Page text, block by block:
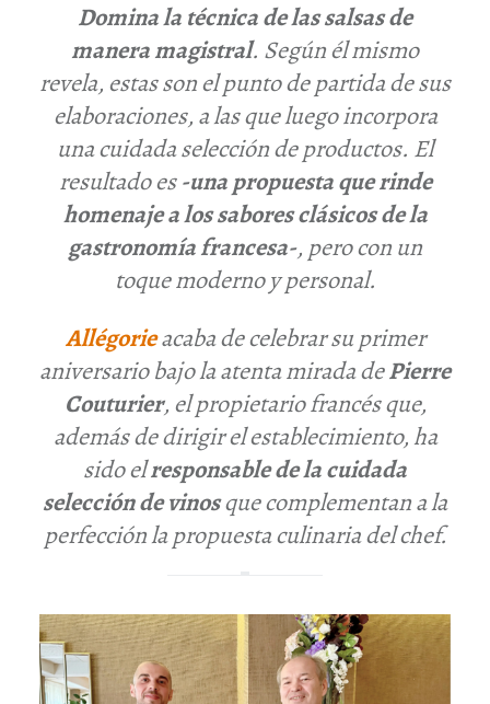
Domina la técnica de las salsas de
manera magistral. Según él mismo
revela, estas son el punto de partida de sus
elaboraciones, a las que luego incorpora
una cuidada selección de productos. El
resultado es-una propuesta que rinde
homenaje a los sabores clásicos de la
gastronomía francesa-, pero con un
toque moderno y personal.
Allégorieacaba de celebrar su primer
aniversario bajo la atenta mirada dePierre
Couturier, el propietario francés que,
además de dirigir el establecimiento, ha
sido elresponsable de la cuidada
selección de vinosque complementan a la
perfección la propuesta culinaria del chef.